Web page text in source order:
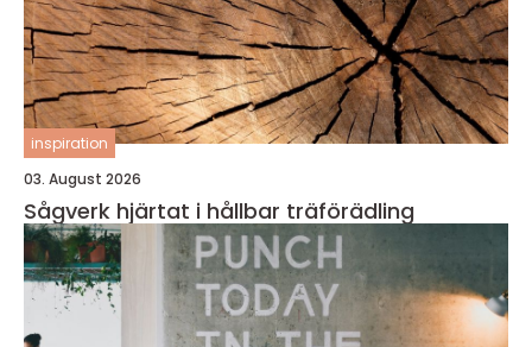
inspiration
03. August 2026
Sågverk hjärtat i hållbar träförädling